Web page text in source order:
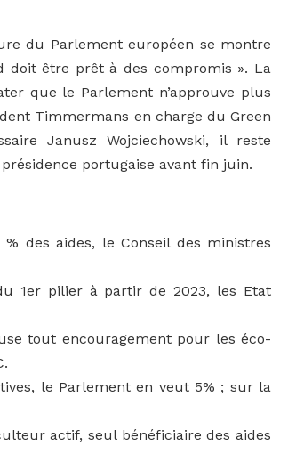
du Parlement européen se montre
doit être prêt à des compromis ». La
que le Parlement n’approuve plus
Timmermans en charge du Green
Janusz Wojciechowski, il reste
portugaise avant fin juin.
des aides, le Conseil des ministres
1er pilier à partir de 2023, les Etat
tout encouragement pour les éco-
le Parlement en veut 5% ; sur la
actif, seul bénéficiaire des aides